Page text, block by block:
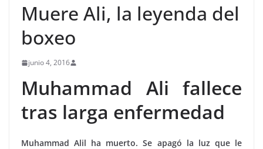
Muere Ali, la leyenda del
boxeo
junio 4, 2016
Muhammad Ali fallece
tras larga enfermedad
Muhammad Alil ha muerto. Se apagó la luz que le